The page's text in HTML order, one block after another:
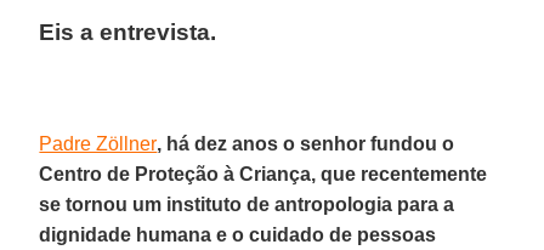
Eis a entrevista.
Padre Zöllner, há dez anos o senhor fundou o
Centro de Proteção à Criança, que recentemente
se tornou um instituto de antropologia para a
dignidade humana e o cuidado de pessoas